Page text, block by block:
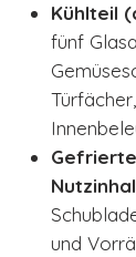
Kühlteil
fünf
und